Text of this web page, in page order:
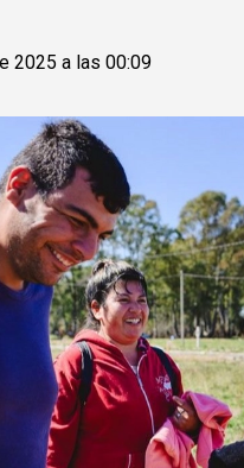
2025 a las 00:09